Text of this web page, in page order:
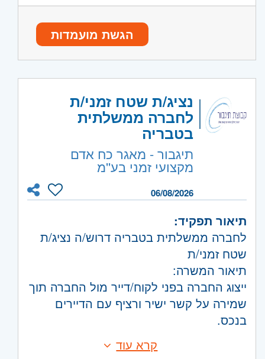
• אפיון דרישות משלב הייזום ועד לאפיון
• עבודה מול צוותי פיתוח, UX ובדיקות
• הכנת מפרטי דרישות, אפיון עיצוב ומפרטי
תוכנה
• ליווי פיתוח, תיעוד וביצוע מבחני קבלה
מערכות
• ניסיון באיסוף דרישות וניתוח צרכים
• ניסיון באפיון מערכות Salesforce
• ניסיון של שנתיים ומעלה בעבודה מול צוותי
פיתוח ובדיקות
• ניסיון באפיון מערכות מרובות משתמשים
• ניסיון בעבודה במתודולוגיות Agile
• היכרות עם בסיסי נתונים
• ניסיון באפיון Web Services ו-API
היקף משרה: משרה מלאה
קוד משרה:231948
- תל אביב, פתח תקווה, רמת גן
וגבעתיים, בקעת אונו וגבעת שמואל, חולון
ירושלים- ירושלים, יהודה ושומרון, בית שמש
השפלה - ראשון לציון ונס- ציונה, רמלה לוד,
רחובות, יבנה
הגשת מועמדות
נציג/ת שטח זמני/ת
לחברה ממשלתית
בטבריה
תיגבור - מאגר כח אדם
מקצועי זמני בע''מ
06/08/2026
תיאור תפקיד:
לחברה ממשלתית בטבריה דרוש/ה נציג/ת
שטח זמני/ת
תיאור המשרה:
ייצוג החברה בפני לקוח/דייר מול החברה תוך
שמירה על קשר ישיר ורציף עם הדיירים
בנכס.
קרא עוד